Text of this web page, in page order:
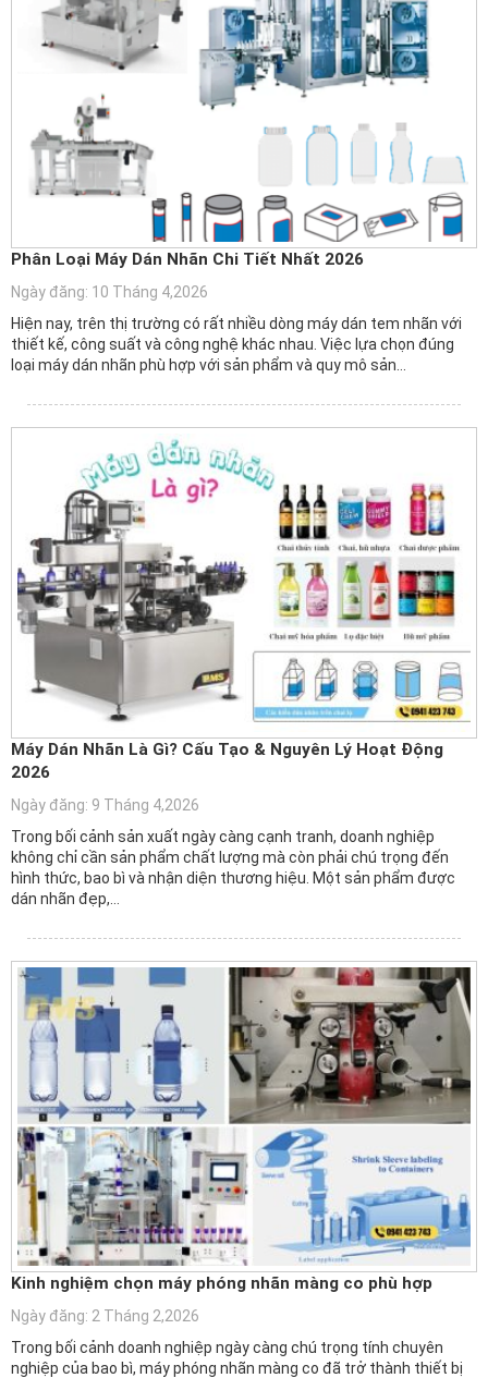
Phân Loại Máy Dán Nhãn Chi Tiết Nhất 2026
Ngày đăng: 10 Tháng 4,2026
Hiện nay, trên thị trường có rất nhiều dòng máy dán tem nhãn với
thiết kế, công suất và công nghệ khác nhau. Việc lựa chọn đúng
loại máy dán nhãn phù hợp với sản phẩm và quy mô sản…
Máy Dán Nhãn Là Gì? Cấu Tạo & Nguyên Lý Hoạt Động
2026
Ngày đăng: 9 Tháng 4,2026
Trong bối cảnh sản xuất ngày càng cạnh tranh, doanh nghiệp
không chỉ cần sản phẩm chất lượng mà còn phải chú trọng đến
hình thức, bao bì và nhận diện thương hiệu. Một sản phẩm được
dán nhãn đẹp,…
Kinh nghiệm chọn máy phóng nhãn màng co phù hợp
Ngày đăng: 2 Tháng 2,2026
Trong bối cảnh doanh nghiệp ngày càng chú trọng tính chuyên
nghiệp của bao bì, máy phóng nhãn màng co đã trở thành thiết bị